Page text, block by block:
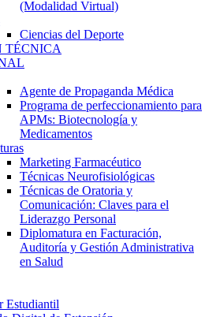
(Modalidad Virtual)
Ciencias del Deporte
TÉCNICA
Agente de Propaganda Médica
Programa de perfeccionamiento para
APMs: Biotecnología y
Medicamentos
Marketing Farmacéutico
Técnicas Neurofisiológicas
Técnicas de Oratoria y
Comunicación: Claves para el
Liderazgo Personal
Diplomatura en Facturación,
Auditoría y Gestión Administrativa
en Salud
Estudiantil